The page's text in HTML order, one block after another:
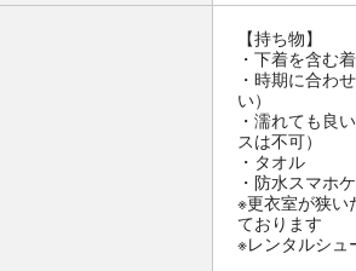
【持ち物】
・下着を含む
・時期に合わ
い）
・濡れても良
スは不可）
・タオル
・防水スマホ
※更衣室が狭い
ております
※レンタルシュ